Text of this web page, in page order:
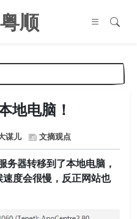
顺
地电脑！
谋儿 文摘观点
务器转移到了本地电脑，
速度会很慢，反正网站也